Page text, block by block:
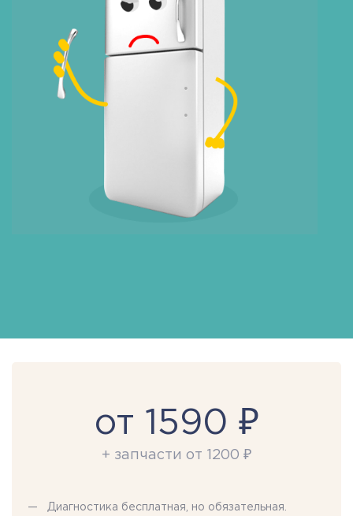
от 1590 ₽
+ запчасти от 1200 ₽
Диагностика бесплатная, но обязательная.